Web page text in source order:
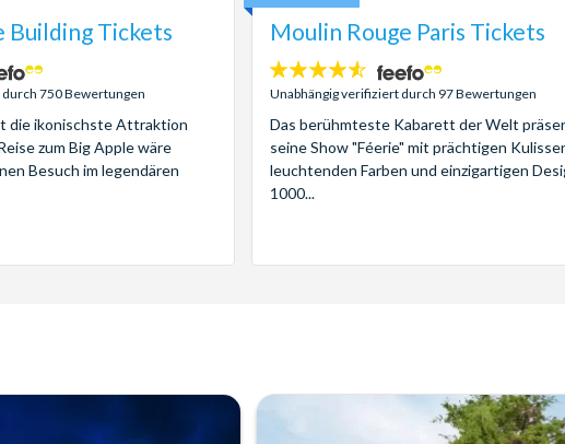
Building Tickets
750 Bewertungen
die ikonischste Attraktion
zum Big Apple wäre
Besuch im legendären
Moulin Rouge Paris Tickets
4.5
Sterne:
Unabhängig verifiziert durch 97 Bewertungen
Das berühmteste Kabarett der Welt
seine Show "Féerie" mit prächtigen
leuchtenden Farben und einzigartigen
1000...